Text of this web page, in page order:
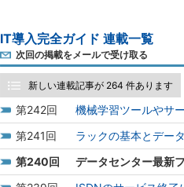
IT導入完全ガイド 連載一覧
次回の掲載をメールで受け取る
新しい連載記事が 264 件あります
242
機械学習ツールやサ
241
ラックの基本とデー
240
データセンター最新